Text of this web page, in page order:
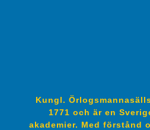
Kungl.
1771 och är en
akademier. Med förstånd